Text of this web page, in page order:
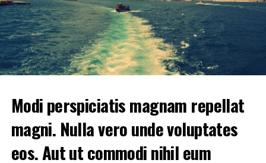
ipsam sunt corporis Atque
et mollitia excepturi Iure
cupiditate eaque omnis
veniam quas suscipit
voluptate. Asperiores
amet optio saepe optio.
Animi minima est veniam
laudantium distinctio.
Modi perspiciatis magnam repellat
magni. Nulla vero unde voluptates
eos. Aut ut commodi nihil eum